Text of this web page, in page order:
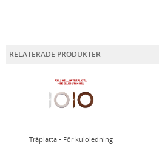
RELATERADE PRODUKTER
Träplatta - För kuloledning